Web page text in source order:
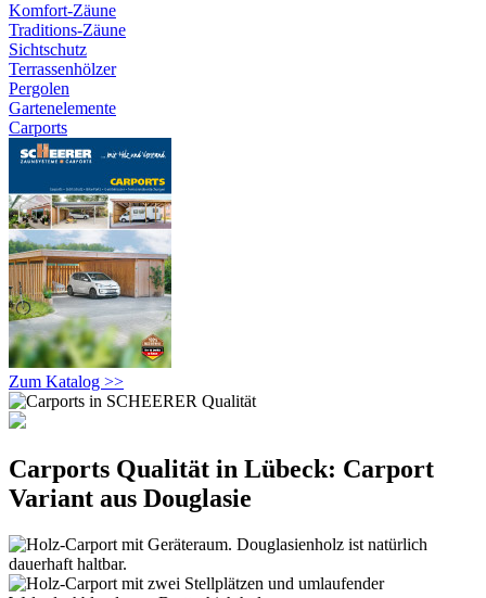
Komfort-Zäune
Traditions-Zäune
Sichtschutz
Terrassenhölzer
Pergolen
Gartenelemente
Carports
Zum Katalog >>
Carports Qualität in Lübeck: Carport
Variant aus Douglasie